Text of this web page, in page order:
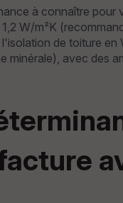
à connaître pour
W/m²K
de toiture en
minérale), avec des